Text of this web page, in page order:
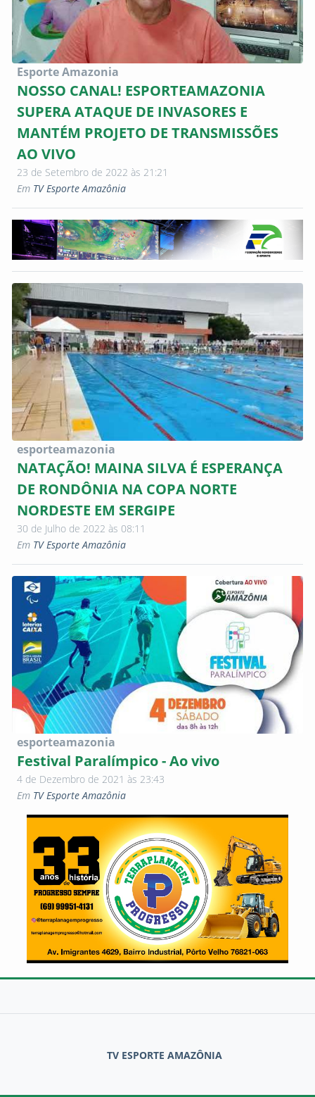
Esporte Amazonia
NOSSO CANAL! ESPORTEAMAZONIA
SUPERA ATAQUE DE INVASORES E
MANTÉM PROJETO DE TRANSMISSÕES
AO VIVO
23 de Setembro de 2022 às 21:21
Em TV Esporte Amazônia
esporteamazonia
NATAÇÃO! MAINA SILVA É ESPERANÇA
DE RONDÔNIA NA COPA NORTE
NORDESTE EM SERGIPE
30 de Julho de 2022 às 08:11
Em TV Esporte Amazônia
esporteamazonia
Festival Paralímpico - Ao vivo
4 de Dezembro de 2021 às 23:43
Em TV Esporte Amazônia
TV ESPORTE AMAZÔNIA